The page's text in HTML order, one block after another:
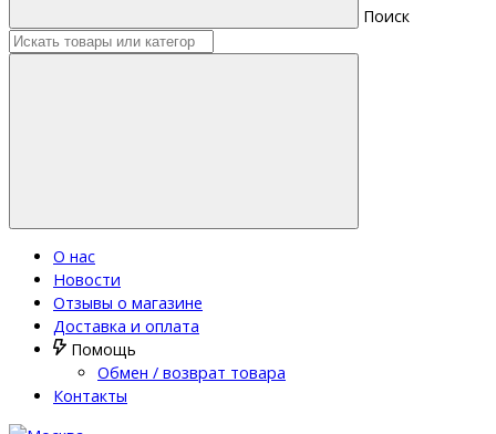
Поиск
О нас
Новости
Отзывы о магазине
Доставка и оплата
Помощь
Обмен / возврат товара
Контакты